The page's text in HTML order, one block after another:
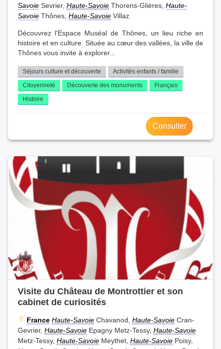
Savoie Sevrier, Haute-Savoie Thorens-Glières, Haute-
Savoie Thônes, Haute-Savoie Villaz
Découvrez l'Espace Muséal de Thônes, un lieu riche en
histoire et en culture. Située au cœur des vallées, la ville de
Thônes vous invite à explorer...
Séjours culture et découverte
Activités enfants / famille
Citoyenneté
Découverte des monuments
Français
Histoire
Consulter
Visite du Château de Montrottier et son
cabinet de curiosités
France Haute-Savoie Chavanod, Haute-Savoie Cran-
Gevrier, Haute-Savoie Epagny Metz-Tessy, Haute-Savoie
Metz-Tessy, Haute-Savoie Meythet, Haute-Savoie Poisy,